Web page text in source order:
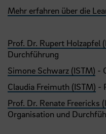
Mehr erfahren über die
Prof. Dr. Rupert Holzapfel
Durchführung
Simone Schwarz (ISTM) -
Claudia Freimuth (ISTM) -
Prof. Dr. Renate Freericks
Organisation und